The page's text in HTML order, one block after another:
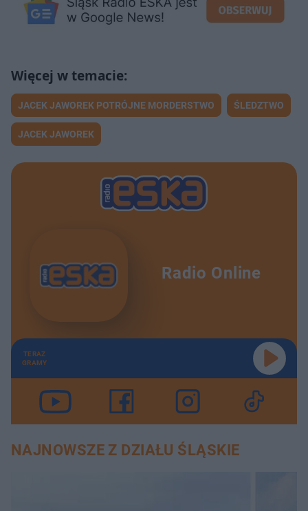
JACEK JAWOREK POTRÓJNE MORDERSTWO ŚLEDZTWO
JACEK JAWOREK
Radio Online
TERAZ
GRAMY
NAJNOWSZE Z DZIAŁU ŚLĄSKIE